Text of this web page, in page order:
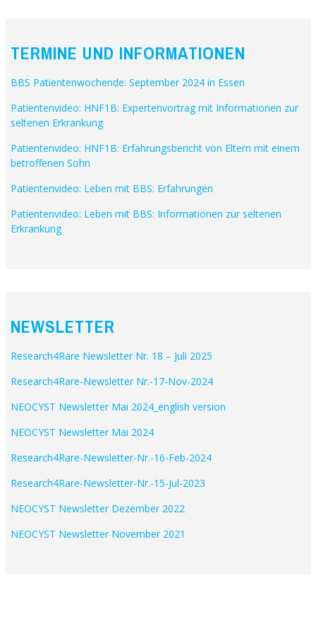
TERMINE UND INFORMATIONEN
BBS Patientenwochende: September 2024 in Essen
Patientenvideo: HNF1B: Expertenvortrag mit Informationen zur
seltenen Erkrankung
Patientenvideo: HNF1B: Erfahrungsbericht von Eltern mit einem
betroffenen Sohn
Patientenvideo: Leben mit BBS: Erfahrungen
Patientenvideo: Leben mit BBS: Informationen zur seltenen
Erkrankung
NEWSLETTER
Research4Rare Newsletter Nr. 18 – Juli 2025
Research4Rare-Newsletter Nr.-17-Nov-2024
NEOCYST Newsletter Mai 2024_english version
NEOCYST Newsletter Mai 2024
Research4Rare-Newsletter-Nr.-16-Feb-2024
Research4Rare-Newsletter-Nr.-15-Jul-2023
NEOCYST Newsletter Dezember 2022
NEOCYST Newsletter November 2021